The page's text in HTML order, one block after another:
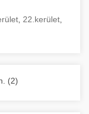
távú
műszaki
és
22.kerület
(2)